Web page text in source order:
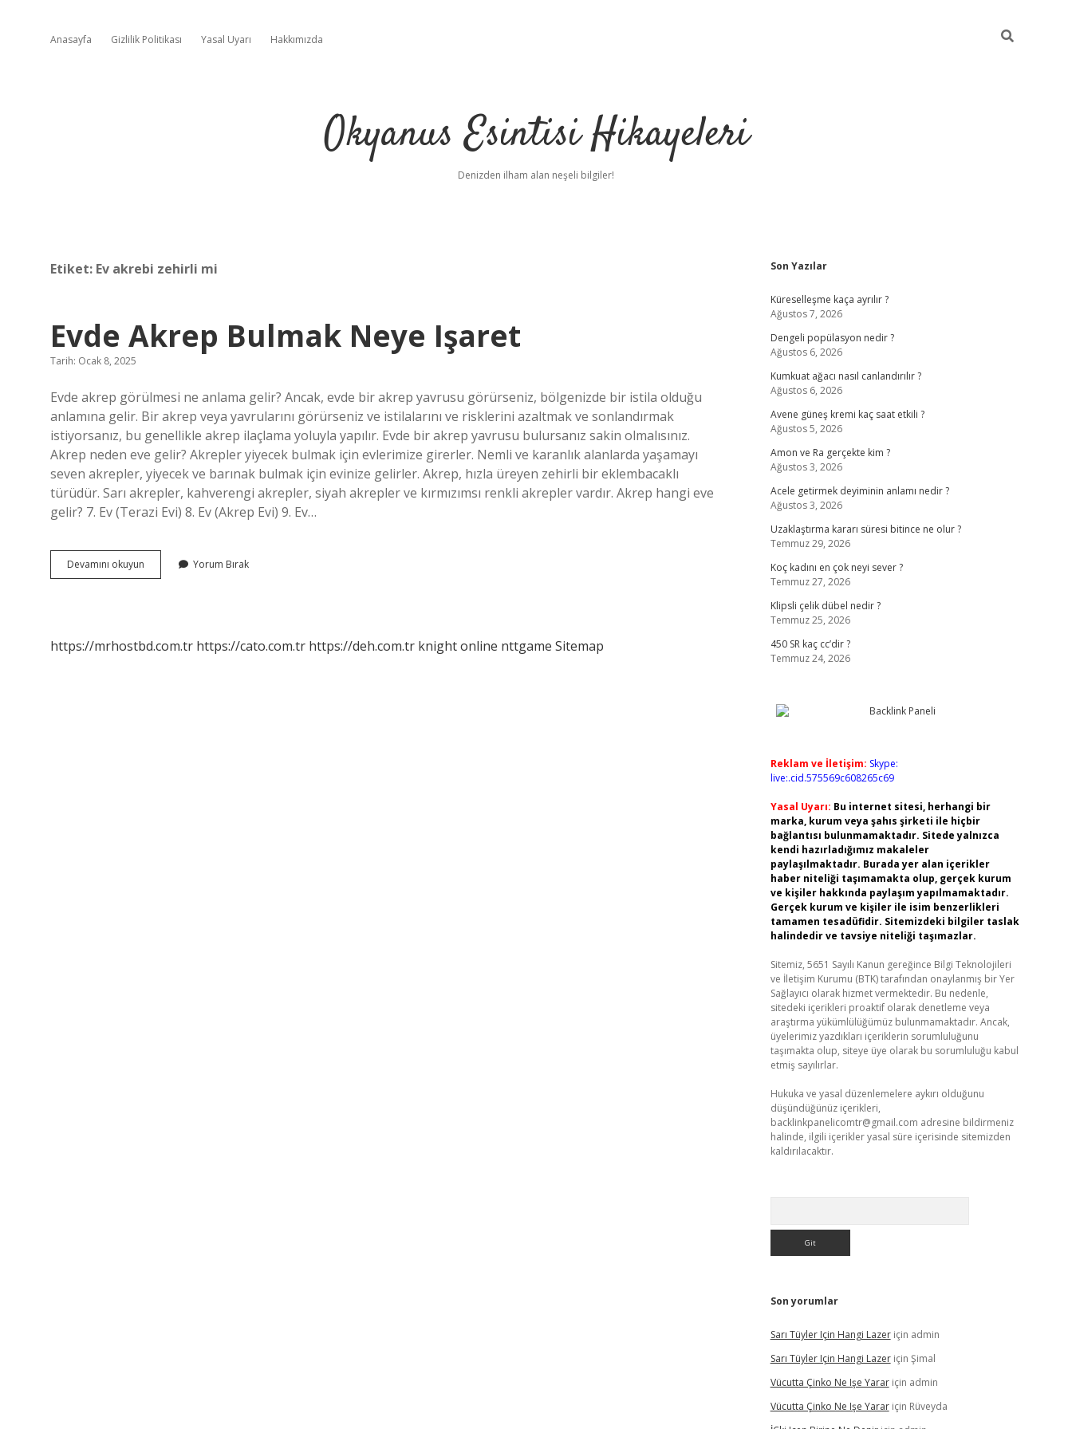
Anasayfa Gizlilik Politikası Yasal Uyarı Hakkımızda
Okyanus Esintisi Hikayeleri
Denizden ilham alan neşeli bilgiler!
Etiket: Ev akrebi zehirli mi
Evde Akrep Bulmak Neye Işaret
Tarih: Ocak 8, 2025
Evde akrep görülmesi ne anlama gelir? Ancak, evde bir akrep yavrusu görürseniz, bölgenizde bir istila olduğu
anlamına gelir. Bir akrep veya yavrularını görürseniz ve istilalarını ve risklerini azaltmak ve sonlandırmak
istiyorsanız, bu genellikle akrep ilaçlama yoluyla yapılır. Evde bir akrep yavrusu bulursanız sakin olmalısınız.
Akrep neden eve gelir? Akrepler yiyecek bulmak için evlerimize girerler. Nemli ve karanlık alanlarda yaşamayı
seven akrepler, yiyecek ve barınak bulmak için evinize gelirler. Akrep, hızla üreyen zehirli bir eklembacaklı
türüdür. Sarı akrepler, kahverengi akrepler, siyah akrepler ve kırmızımsı renkli akrepler vardır. Akrep hangi eve
gelir? 7. Ev (Terazi Evi) 8. Ev (Akrep Evi) 9. Ev…
Devamını okuyun
Akrep
Yorum Bırak
https://mrhostbd.com.tr https://cato.com.tr https://deh.com.tr knight online nttgame Sitemap
Sidebar
Son Yazılar
Küreselleşme kaça ayrılır ?
Ağustos 7, 2026
Dengeli popülasyon nedir ?
Ağustos 6, 2026
Kumkuat ağacı nasıl canlandırılır ?
Ağustos 6, 2026
Avene güneş kremi kaç saat etkili ?
Ağustos 5, 2026
Amon ve Ra gerçekte kim ?
Ağustos 3, 2026
Acele getirmek deyiminin anlamı nedir ?
Ağustos 3, 2026
Uzaklaştırma kararı süresi bitince ne olur ?
Temmuz 29, 2026
Koç kadını en çok neyi sever ?
Temmuz 27, 2026
Klipsli çelik dübel nedir ?
Temmuz 25, 2026
450 SR kaç cc’dir ?
Temmuz 24, 2026
Reklam ve İletişim: Skype:
live:.cid.575569c608265c69
Yasal Uyarı: Bu internet sitesi, herhangi bir
marka, kurum veya şahıs şirketi ile hiçbir
bağlantısı bulunmamaktadır. Sitede yalnızca
kendi hazırladığımız makaleler
paylaşılmaktadır. Burada yer alan içerikler
haber niteliği taşımamakta olup, gerçek kurum
ve kişiler hakkında paylaşım yapılmamaktadır.
Gerçek kurum ve kişiler ile isim benzerlikleri
tamamen tesadüfidir. Sitemizdeki bilgiler taslak
halindedir ve tavsiye niteliği taşımazlar.
Sitemiz, 5651 Sayılı Kanun gereğince Bilgi Teknolojileri
ve İletişim Kurumu (BTK) tarafından onaylanmış bir Yer
Sağlayıcı olarak hizmet vermektedir. Bu nedenle,
sitedeki içerikleri proaktif olarak denetleme veya
araştırma yükümlülüğümüz bulunmamaktadır. Ancak,
üyelerimiz yazdıkları içeriklerin sorumluluğunu
taşımakta olup, siteye üye olarak bu sorumluluğu kabul
etmiş sayılırlar.
Hukuka ve yasal düzenlemelere aykırı olduğunu
düşündüğünüz içerikleri,
backlinkpanelicomtr@gmail.com adresine bildirmeniz
halinde, ilgili içerikler yasal süre içerisinde sitemizden
kaldırılacaktır.
Son yorumlar
Sarı Tüyler Için Hangi Lazeriçin admin
Sarı Tüyler Için Hangi Lazeriçin Şimal
Vücutta Çinko Ne Işe Yarariçin admin
Vücutta Çinko Ne Işe Yarariçin Rüveyda